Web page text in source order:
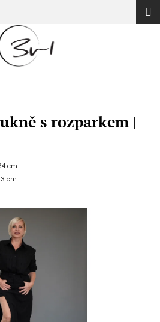
s rozparkem |
cm.
cm.